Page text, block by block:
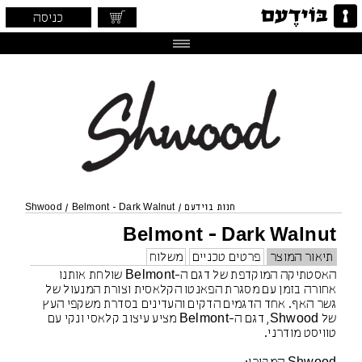
כניסה
חנות בוידעם /
Shwood / Belmont - Dark Walnut
Belmont - Dark Walnut
תיאור המוצר פרטים טכניים
משלוח
האסטתיקה המוקדפת של דגם ה-Belmont שולחת אותנו
אחורה בזמן עם מסגרת הפאנטו הקלאסית וצורת המנעול של
גשר האף. אחד הדגמים הדקים והעדינים בסדרת משקפי העץ
של Shwood, דגם ה-Belmont מציע עיצוב קלאסי ונקי עם
טוויסט מודרני.